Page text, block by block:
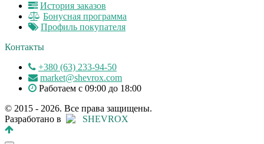
История заказов
Бонусная программа
Профиль покупателя
Контакты
+380 (63) 233-94-50
market@shevrox.com
Работаем с 09:00 до 18:00
© 2015 - 2026. Все права защищены.
Разработано в
SHEVROX